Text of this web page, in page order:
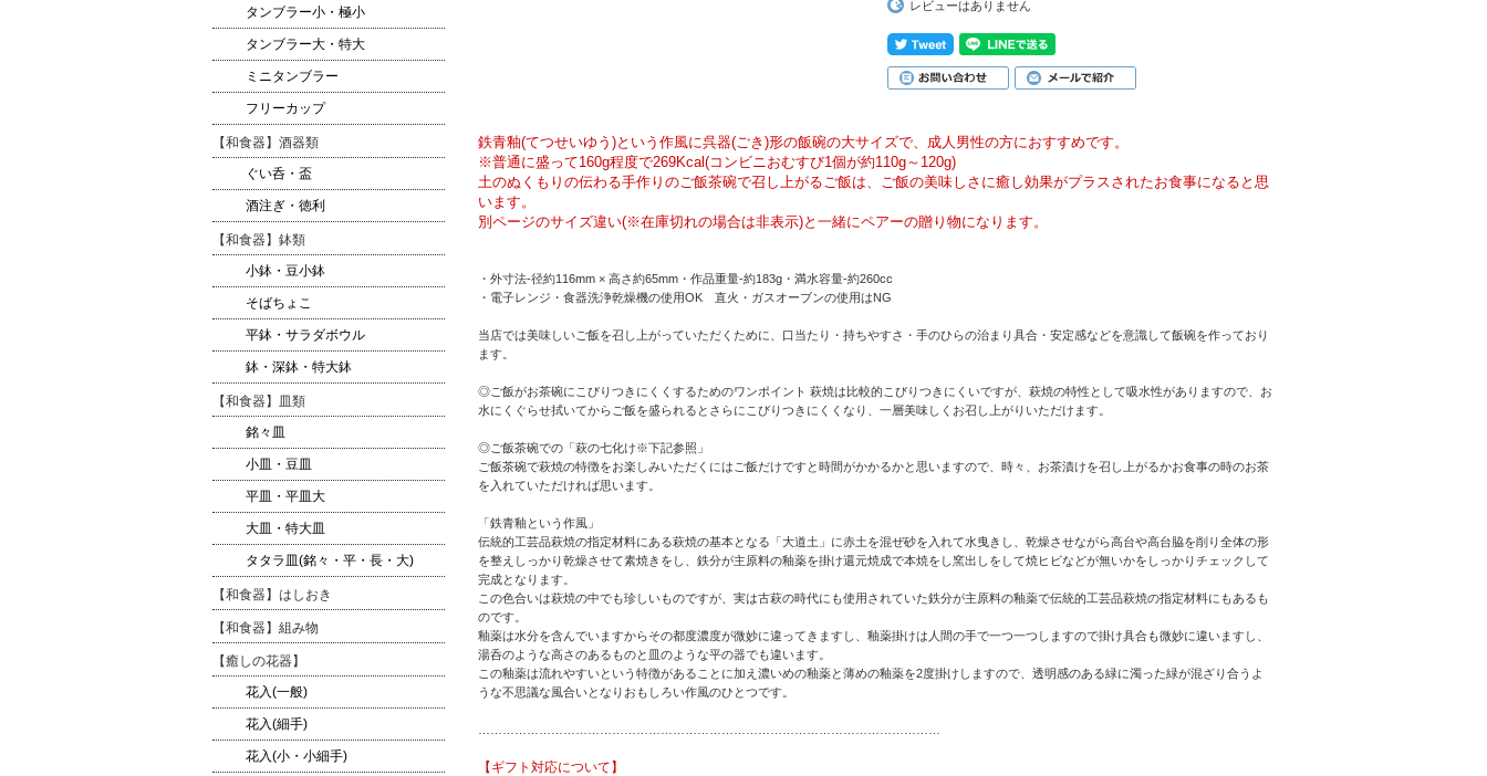
レビューはありません
鉄青釉(てつせいゆう)という作風に呉器(ごき)形の飯碗の大サイズで、成人男性の方におすすめです。
※普通に盛って160g程度で269Kcal(コンビニおむすび1個が約110g～120g)
土のぬくもりの伝わる手作りのご飯茶碗で召し上がるご飯は、ご飯の美味しさに癒し効果がプラスされたお食事になると思
います。
別ページのサイズ違い(※在庫切れの場合は非表示)と一緒にペアーの贈り物になります。
・外寸法-径約116mm × 高さ約65mm・作品重量-約183g・満水容量-約260cc
・電子レンジ・食器洗浄乾燥機の使用OK 直火・ガスオーブンの使用はNG
当店では美味しいご飯を召し上がっていただくために、口当たり・持ちやすさ・手のひらの治まり具合・安定感などを意識して飯碗を作っており
ます。
◎ご飯がお茶碗にこびりつきにくくするためのワンポイント 萩焼は比較的こびりつきにくいですが、萩焼の特性として吸水性がありますので、お
水にくぐらせ拭いてからご飯を盛られるとさらにこびりつきにくくなり、一層美味しくお召し上がりいただけます。
◎ご飯茶碗での「萩の七化け※下記参照」
ご飯茶碗で萩焼の特徴をお楽しみいただくにはご飯だけですと時間がかかるかと思いますので、時々、お茶漬けを召し上がるかお食事の時のお茶
を入れていただければ思います。
「鉄青釉という作風」
伝統的工芸品萩焼の指定材料にある萩焼の基本となる「大道土」に赤土を混ぜ砂を入れて水曳きし、乾燥させながら高台や高台脇を削り全体の形
を整えしっかり乾燥させて素焼きをし、鉄分が主原料の釉薬を掛け還元焼成で本焼をし窯出しをして焼ヒビなどが無いかをしっかりチェックして
完成となります。
この色合いは萩焼の中でも珍しいものですが、実は古萩の時代にも使用されていた鉄分が主原料の釉薬で伝統的工芸品萩焼の指定材料にもあるも
のです。
釉薬は水分を含んでいますからその都度濃度が微妙に違ってきますし、釉薬掛けは人間の手で一つ一つしますので掛け具合も微妙に違いますし、
湯呑のような高さのあるものと皿のような平の器でも違います。
この釉薬は流れやすいという特徴があることに加え濃いめの釉薬と薄めの釉薬を2度掛けしますので、透明感のある緑に濁った緑が混ざり合うよ
うな不思議な風合いとなりおもしろい作風のひとつです。
【ギフト対応について】
タンブラー小・極小
タンブラー大・特大
ミニタンブラー
フリーカップ
【和食器】酒器類
ぐい呑・盃
酒注ぎ・徳利
【和食器】鉢類
小鉢・豆小鉢
そばちょこ
平鉢・サラダボウル
鉢・深鉢・特大鉢
【和食器】皿類
銘々皿
小皿・豆皿
平皿・平皿大
大皿・特大皿
タタラ皿(銘々・平・長・大)
【和食器】はしおき
【和食器】組み物
【癒しの花器】
花入(一般)
花入(細手)
花入(小・小細手)